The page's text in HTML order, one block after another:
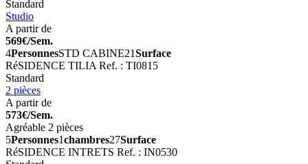
Standard
Studio
A partir de
569€/Sem.
4PersonnesSTD CABINE21Surface
RéSIDENCE TILIA Ref. : TI0815
Standard
2 pièces
A partir de
573€/Sem.
Agréable 2 pièces
5Personnes1chambres27Surface
RéSIDENCE INTRETS Ref. : IN0530